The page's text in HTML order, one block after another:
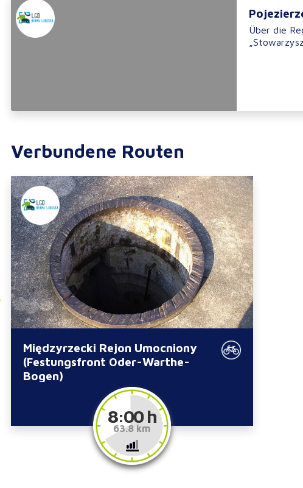
Über die
Verbundene Routen
Międzyrzecki Rejon Umocniony
(Festungsfront Oder-Warthe-
Bogen)
8:00 h
63.8 km